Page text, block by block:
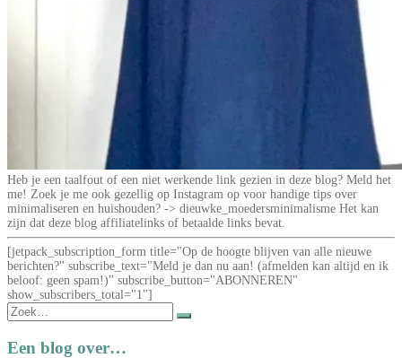
Heb je een taalfout of een niet werkende link gezien in deze blog? Meld het
me! Zoek je me ook gezellig op Instagram op voor handige tips over
minimaliseren en huishouden? -> dieuwke_moedersminimalisme Het kan
zijn dat deze blog affiliatelinks of betaalde links bevat.
[jetpack_subscription_form title="Op de hoogte blijven van alle nieuwe
berichten?" subscribe_text="Meld je dan nu aan! (afmelden kan altijd en ik
beloof: geen spam!)" subscribe_button="ABONNEREN"
show_subscribers_total="1"]
Zoek
naar:
Een blog over…